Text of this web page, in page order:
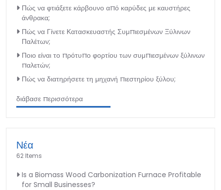
Πώς να φτιάξετε κάρβουνο από καρύδες με καυστήρες
άνθρακα;
Πώς να Γίνετε Κατασκευαστής Συμπιεσμένων Ξύλινων
Παλέτων;
Ποιο είναι το πρότυπο φορτίου των συμπιεσμένων ξύλινων
παλετών;
Πώς να διατηρήσετε τη μηχανή πιεστηρίου ξύλου;
διάβασε περισσότερα
Νέα
62 Items
Is a Biomass Wood Carbonization Furnace Profitable
for Small Businesses?